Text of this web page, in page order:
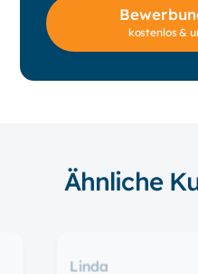
kostenlos &
Ähnliche
Linda